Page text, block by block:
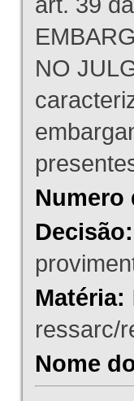
NO
Numero
Decisão:
Matéria:
ressarc/
Nome